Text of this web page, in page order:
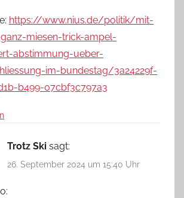
https://www.nius.de/politik/mit-
miesen-trick-ampel-
abstimmung-ueber-
im-bundestag/3a24229f-
b499-07cbf3c797a3
Trotz Ski sagt:
26. September 2024 um 15:40 Uhr